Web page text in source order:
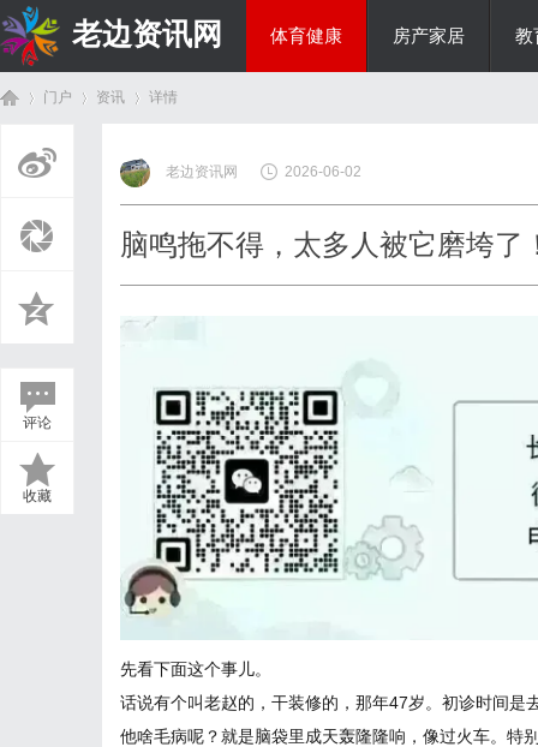
老边资讯网 体育健康 房产家居 教
门户 资讯
›
详情
评论
收藏
老边资讯网 2026-06-02
脑鸣拖不得，太多人被它磨垮
先看下面这个事儿。
话说有个叫老赵的，干装修的，那年47岁。初诊时间是
他啥毛病呢？就是脑袋里成天轰隆隆响，像过火车。特